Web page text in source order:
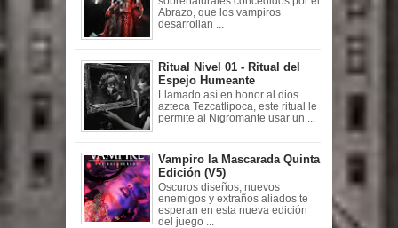
Abrazo, que los vampiros
desarrollan ...
Ritual Nivel 01 - Ritual del
Espejo Humeante
Llamado así en honor al dios
azteca Tezcatlipoca, este ritual le
permite al Nigromante usar un ...
Vampiro la Mascarada Quinta
Edición (V5)
Oscuros diseños, nuevos
enemigos y extraños aliados te
esperan en esta nueva edición
del juego ...